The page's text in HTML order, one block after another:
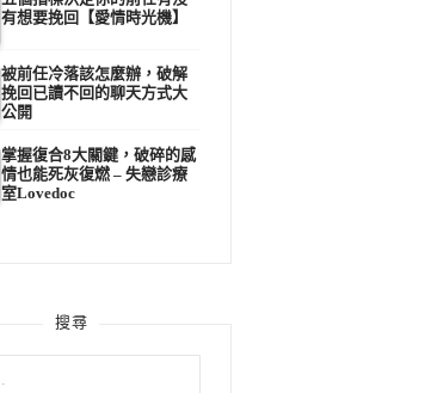
有想要挽回【愛情時光機】
被前任冷落該怎麼辦，破解
挽回已讀不回的聊天方式大
公開
掌握復合8大關鍵，破碎的感
情也能死灰復燃 – 失戀診療
室Lovedoc
搜尋